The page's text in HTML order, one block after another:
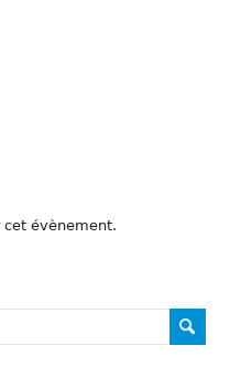
cet évènement.